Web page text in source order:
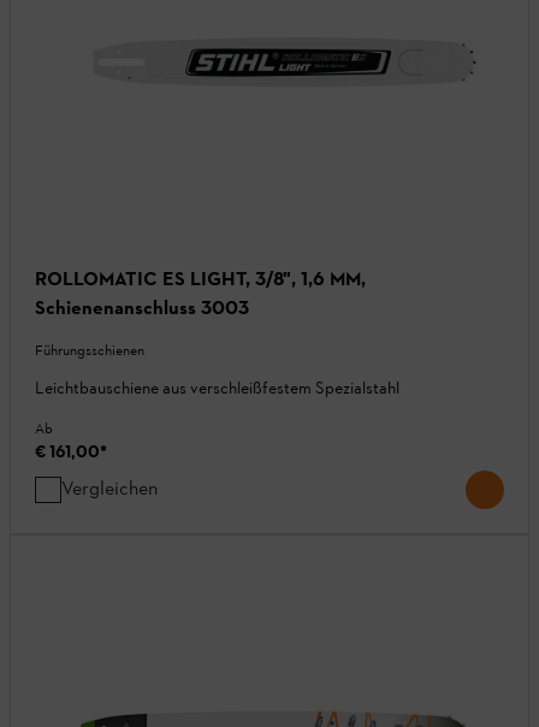
ROLLOMATIC ES LIGHT, 3/8", 1,6 MM,
Schienenanschluss 3003
Führungsschienen
Leichtbauschiene aus verschleißfestem Spezialstahl
Ab
€ 161,00*
Vergleichen